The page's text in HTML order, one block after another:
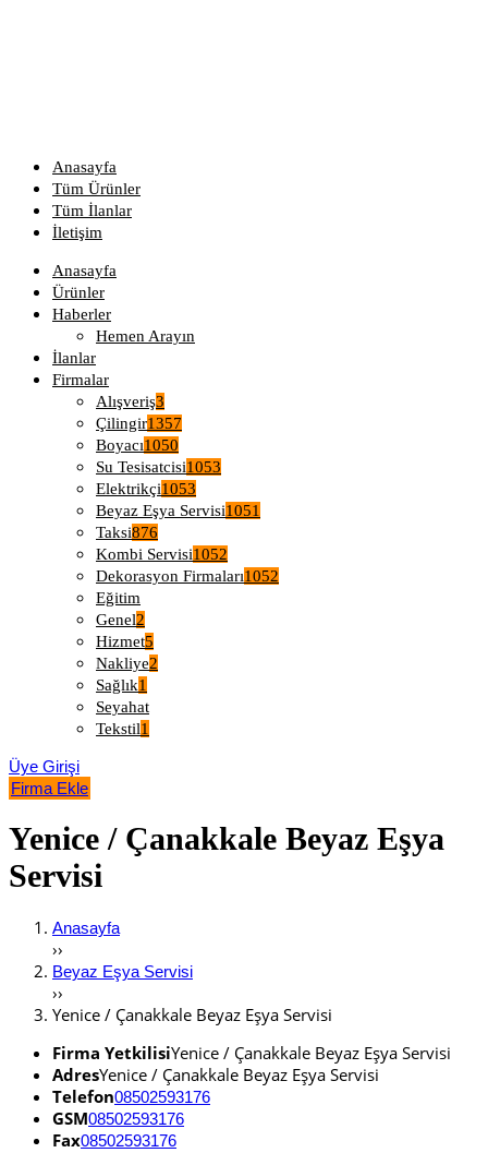
Anasayfa
Tüm Ürünler
Tüm İlanlar
İletişim
Anasayfa
Ürünler
Haberler
Hemen Arayın
İlanlar
Firmalar
Alışveriş3
Çilingir1357
Boyacı1050
Su Tesisatcisi1053
Elektrikçi1053
Beyaz Eşya Servisi1051
Taksi876
Kombi Servisi1052
Dekorasyon Firmaları1052
Eğitim
Genel2
Hizmet5
Nakliye2
Sağlık1
Seyahat
Tekstil1
Üye Girişi
Firma Ekle
Yenice / Çanakkale Beyaz Eşya
Servisi
Anasayfa
››
Beyaz Eşya Servisi
››
Yenice / Çanakkale Beyaz Eşya Servisi
Firma YetkilisiYenice / Çanakkale Beyaz Eşya Servisi
AdresYenice / Çanakkale Beyaz Eşya Servisi
Telefon08502593176
GSM08502593176
Fax08502593176